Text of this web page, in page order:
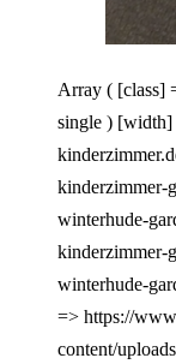
Array ( [class]
single )
kinderzimmer-
winterhude-
kinderzimmer-
winterhude-
=> https://
content/